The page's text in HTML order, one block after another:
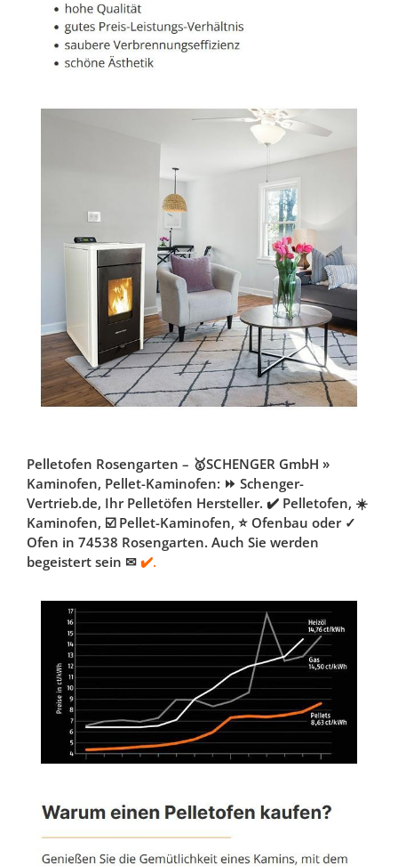
Pelletofen Rosengarten – 🥇SCHENGER GmbH »
Kaminofen, Pellet-Kaminofen: ⏩ Schenger-
Vertrieb.de, Ihr Pelletöfen Hersteller. ✔️ Pelletofen, ☀️
Kaminofen, ☑️ Pellet-Kaminofen, ⭐ Ofenbau oder ✓
Ofen in 74538 Rosengarten. Auch Sie werden
begeistert sein ✉ ✔️.